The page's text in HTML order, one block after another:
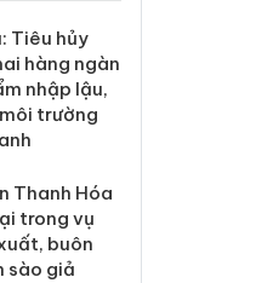
xác
lý sản phẩm
Care x3 sử
phép giả
lý 83 vụ vi
mại
7